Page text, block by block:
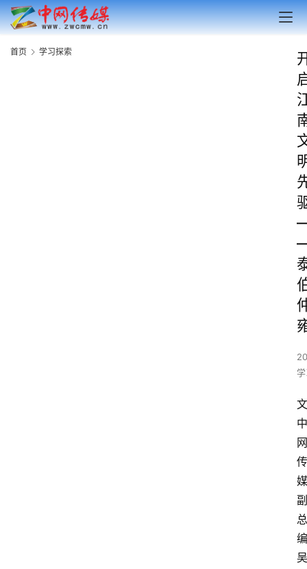
首页 学习探索
文
中
网
传
媒
副
总
编
吴